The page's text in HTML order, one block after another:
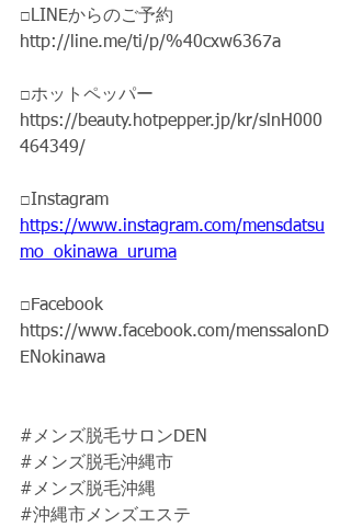
□LINEからのご予約
http://line.me/ti/p/%40cxw6367a
□ホットペッパー
https://beauty.hotpepper.jp/kr/slnH000
464349/
□Instagram
https://www.instagram.com/mensdatsu
mo_okinawa_uruma
□Facebook
https://www.facebook.com/menssalonD
ENokinawa
#メンズ脱毛サロンDEN
#メンズ脱毛沖縄市
#メンズ脱毛沖縄
#沖縄市メンズエステ